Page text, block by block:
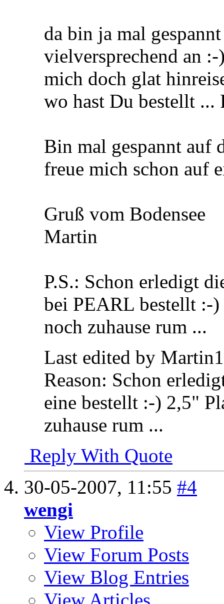
da bin ja mal
vielversprechend an
mich doch glat
wo hast Du bestellt ...
Bin mal gespannt auf
freue mich schon auf
Gruß vom Bodensee
Martin
P.S.: Schon erledigt
bei PEARL bestellt :-
noch zuhause rum ...
Last edited by
Reason: Schon
eine bestellt :-) 2,5"
zuhause rum ...
Reply With Quote
30-05-2007, 11:55 #4
wengi
View Profile
View Forum Posts
View Blog Entries